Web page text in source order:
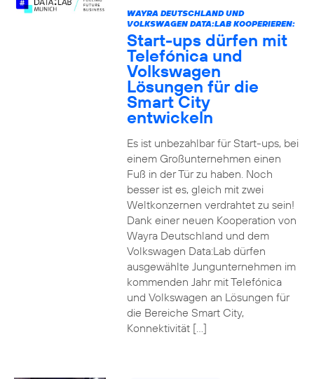
WAYRA DEUTSCHLAND UND
VOLKSWAGEN DATA:LAB KOOPERIEREN:
Start-ups dürfen mit
Telefónica und
Volkswagen
Lösungen für die
Smart City
entwickeln
Es ist unbezahlbar für Start-ups, bei
einem Großunternehmen einen
Fuß in der Tür zu haben. Noch
besser ist es, gleich mit zwei
Weltkonzernen verdrahtet zu sein!
Dank einer neuen Kooperation von
Wayra Deutschland und dem
Volkswagen Data:Lab dürfen
ausgewählte Jungunternehmen im
kommenden Jahr mit Telefónica
und Volkswagen an Lösungen für
die Bereiche Smart City,
Konnektivität […]